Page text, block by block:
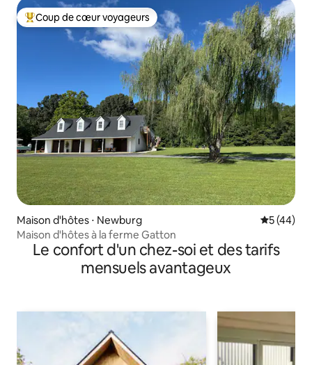
Coups de cœur voyageurs les plus appréciés
Coup de cœur voyageurs
Maison d'hôtes ⋅ Newburg
5 (44)
Maison d'hôtes à la ferme Gatton
Le confort d'un chez-soi et des tarifs
mensuels avantageux